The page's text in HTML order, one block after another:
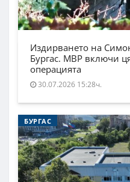
Издирването на
Бургас. МВР включи
операцията
30.07.2026 15:28ч.
БУРГАС